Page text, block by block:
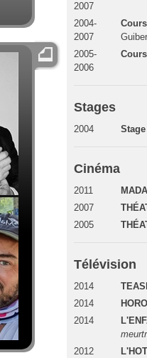
2007
2004-
2007
2005-
2006
Stages
2004
Cinéma
2011
2007
2005
Télévision
2014
2014
2014
2012